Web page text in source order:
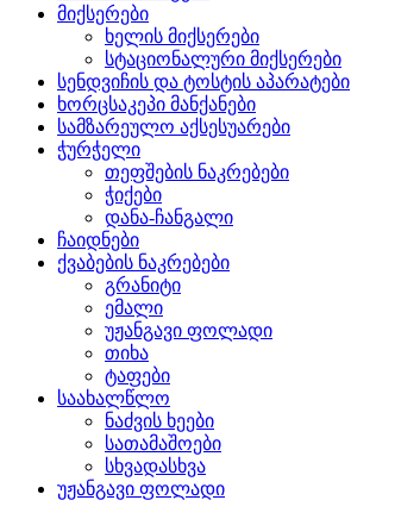
მიქსერები
ხელის მიქსერები
სტაციონალური მიქსერები
სენდვიჩის და ტოსტის აპარატები
ხორცსაკეპი მანქანები
სამზარეულო აქსესუარები
ჭურჭელი
თეფშების ნაკრებები
ჭიქები
დანა-ჩანგალი
ჩაიდნები
ქვაბების ნაკრებები
გრანიტი
ემალი
უჟანგავი ფოლადი
თიხა
ტაფები
საახალწლო
ნაძვის ხეები
სათამაშოები
სხვადასხვა
უჟანგავი ფოლადი